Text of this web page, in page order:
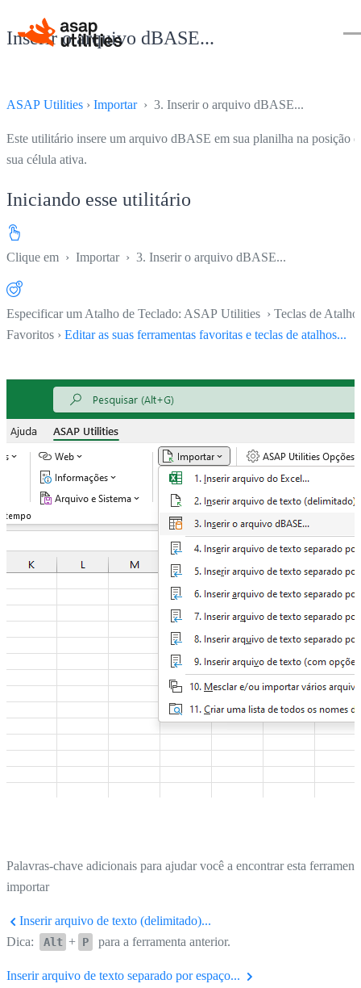
Inserir o arquivo dBASE...
ASAP Utilities › Importar› 3. Inserir o arquivo dBASE...
Este utilitário insere um arquivo dBASE em sua planilha na posição
sua célula ativa.
Iniciando esse utilitário
Clique em › Importar› 3. Inserir o arquivo dBASE...
Especificar um Atalho de Teclado: ASAP Utilities › Teclas de Atalho
Favoritos › Editar as suas ferramentas favoritas e teclas de atalhos...
Palavras-chave adicionais para ajudar você a encontrar esta
importar
Inserir arquivo de texto (delimitado)...
Dica:
Alt + P para a ferramenta anterior.
Inserir arquivo de texto separado por espaço...